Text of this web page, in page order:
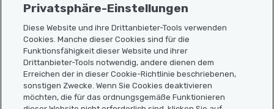
Sitemap
Nützliche Links
Privatsphäre-Einstellungen
Diese Website und ihre Drittanbieter-Tools verwenden
Cookies. Manche dieser Cookies sind für die
Funktionsfähigkeit dieser Website und ihrer
Drittanbieter-Tools notwendig, andere dienen dem
Erreichen der in dieser Cookie-Richtlinie beschriebenen,
sonstigen Zwecke. Wenn Sie Cookies deaktivieren
möchten, die für das ordnungsgemäße Funktionieren